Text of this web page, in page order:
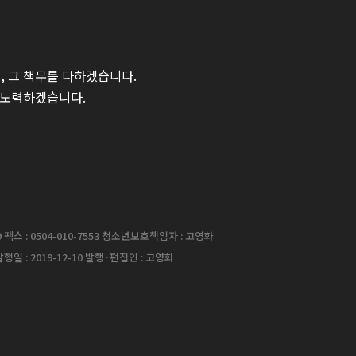
그 책무를 다하겠습니다.
력하겠습니다.
스 : 0504-010-7553 청소년보호책임자 : 고영화
일 : 2019-12-10 발행·편집인 : 고영화